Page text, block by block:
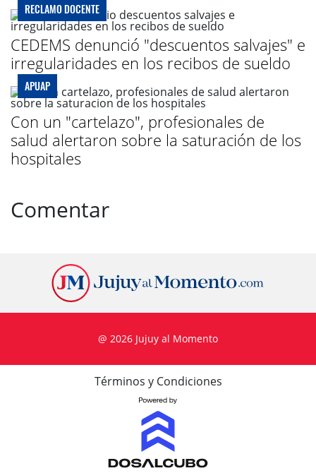
RECLAMO DOCENTE
CEDEMS denunció "descuentos salvajes" e
irregularidades en los recibos de sueldo
APUAP
Con un "cartelazo", profesionales de
salud alertaron sobre la saturación de los
hospitales
Comentar
@ 2026 Jujuy al Momento
Términos y Condiciones